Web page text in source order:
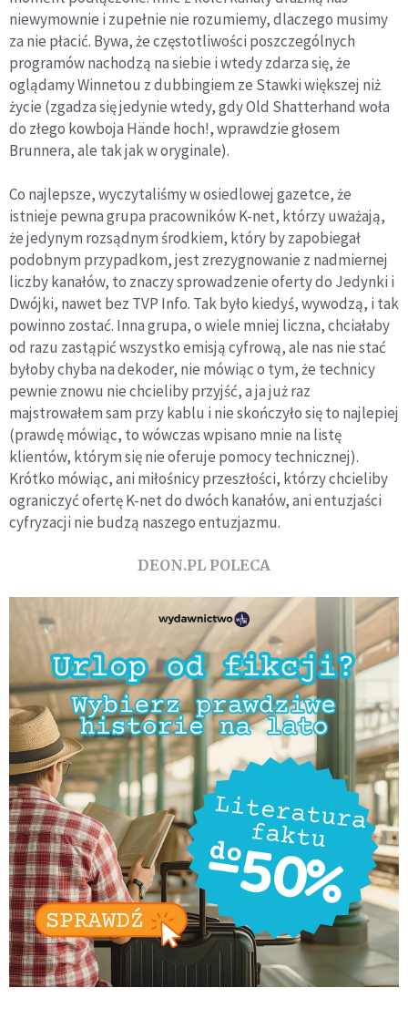
niewymownie i zupełnie nie rozumiemy, dlaczego musimy
za nie płacić. Bywa, że częstotliwości poszczególnych
programów nachodzą na siebie i wtedy zdarza się, że
oglądamy Winnetou z dubbingiem ze Stawki większej niż
życie (zgadza się jedynie wtedy, gdy Old Shatterhand woła
do złego kowboja Hände hoch!, wprawdzie głosem
Brunnera, ale tak jak w oryginale).
Co najlepsze, wyczytaliśmy w osiedlowej gazetce, że
istnieje pewna grupa pracowników K-net, którzy uważają,
że jedynym rozsądnym środkiem, który by zapobiegał
podobnym przypadkom, jest zrezygnowanie z nadmiernej
liczby kanałów, to znaczy sprowadzenie oferty do Jedynki i
Dwójki, nawet bez TVP Info. Tak było kiedyś, wywodzą, i tak
powinno zostać. Inna grupa, o wiele mniej liczna, chciałaby
od razu zastąpić wszystko emisją cyfrową, ale nas nie stać
byłoby chyba na dekoder, nie mówiąc o tym, że technicy
pewnie znowu nie chcieliby przyjść, a ja już raz
majstrowałem sam przy kablu i nie skończyło się to najlepiej
(prawdę mówiąc, to wówczas wpisano mnie na listę
klientów, którym się nie oferuje pomocy technicznej).
Krótko mówiąc, ani miłośnicy przeszłości, którzy chcieliby
ograniczyć ofertę K-net do dwóch kanałów, ani entuzjaści
cyfryzacji nie budzą naszego entuzjazmu.
DEON.PL POLECA